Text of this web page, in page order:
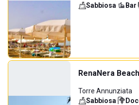
Sabbiosa· Bar·
RenaNera Beach
Torre Annunziata
Sabbiosa·